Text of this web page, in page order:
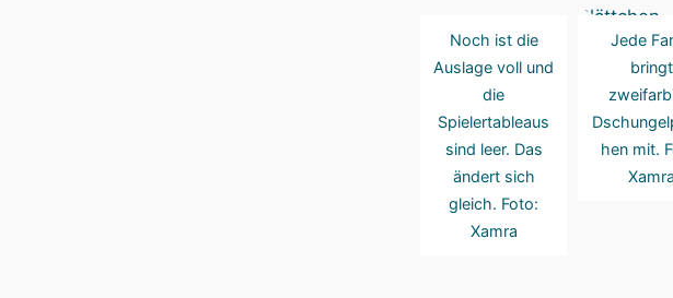
Noch ist die
Auslage voll und
die
Spielertableaus
sind leer. Das
ändert sich
gleich. Foto:
Xamra
Jede
bringt
hen mit.
Xamra